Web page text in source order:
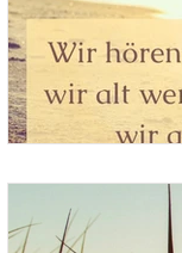
Ausbildung